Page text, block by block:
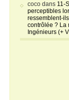
coco dans 11-
perceptibles
ressemblent-
contrôlée ? La
Ingénieurs (+